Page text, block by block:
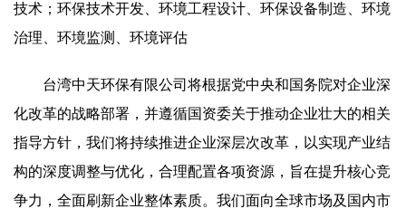
技术；环保技术开发、环境工程设计、环保设备制造、环境
治理、环境监测、环境评估
台湾中天环保有限公司将根据党中央和国务院对企业深
化改革的战略部署，并遵循国资委关于推动企业壮大的相关
指导方针，我们将持续推进企业深层次改革，以实现产业结
构的深度调整与优化，合理配置各项资源，旨在提升核心竞
争力，全面刷新企业整体素质。我们面向全球市场及国内市